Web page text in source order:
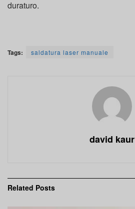
duraturo.
Tags: saldatura laser manuale
david kaur
Related Posts